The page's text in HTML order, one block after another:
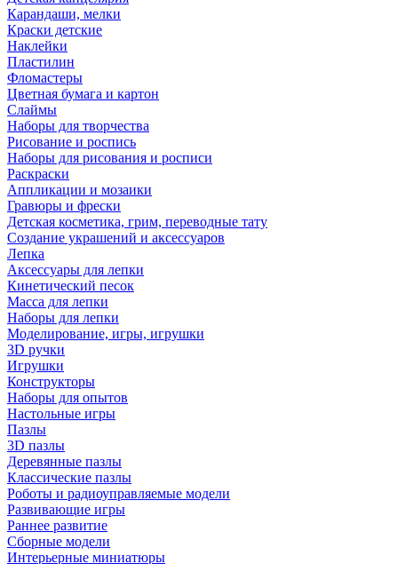
Карандаши, мелки
Краски детские
Наклейки
Пластилин
Фломастеры
Цветная бумага и картон
Слаймы
Наборы для творчества
Рисование и роспись
Наборы для рисования и росписи
Раскраски
Аппликации и мозаики
Гравюры и фрески
Детская косметика, грим, переводные тату
Создание украшений и аксессуаров
Лепка
Аксессуары для лепки
Кинетический песок
Масса для лепки
Наборы для лепки
Моделирование, игры, игрушки
3D ручки
Игрушки
Конструкторы
Наборы для опытов
Настольные игры
Пазлы
3D пазлы
Деревянные пазлы
Классические пазлы
Роботы и радиоуправляемые модели
Развивающие игры
Раннее развитие
Сборные модели
Интерьерные миниатюры